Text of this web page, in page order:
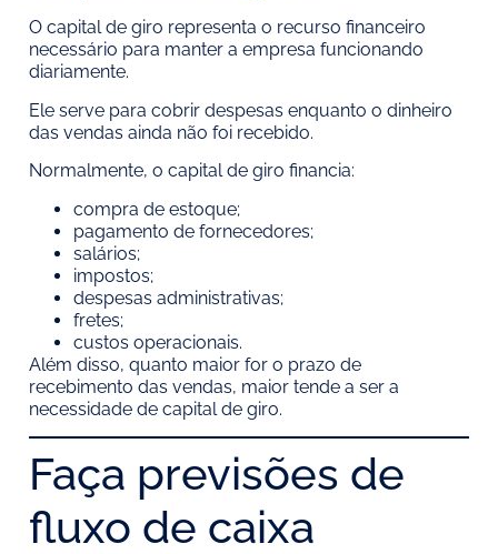
O capital de giro representa o recurso financeiro
necessário para manter a empresa funcionando
diariamente.
Ele serve para cobrir despesas enquanto o dinheiro
das vendas ainda não foi recebido.
Normalmente, o capital de giro financia:
compra de estoque;
pagamento de fornecedores;
salários;
impostos;
despesas administrativas;
fretes;
custos operacionais.
Além disso, quanto maior for o prazo de
recebimento das vendas, maior tende a ser a
necessidade de capital de giro.
Faça previsões de
fluxo de caixa